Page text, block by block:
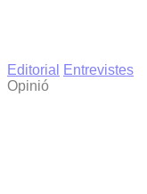
Editorial
Entrevistes
Opinió